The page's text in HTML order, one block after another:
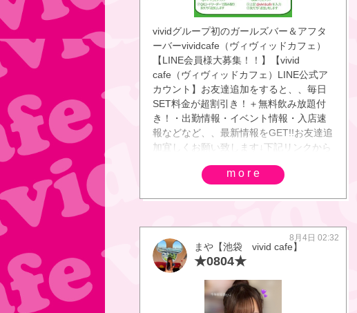
vividグループ初のガールズバー＆アフタ
ーバーvividcafe（ヴィヴィッドカフェ）
【LINE会員様大募集！！】【vivid
cafe（ヴィヴィッドカフェ）LINE公式ア
カウント】お友達追加をすると、、毎日
SET料金が超割引き！＋無料飲み放題付
き！・出勤情報・イベント情報・入店速
報などなど、、最新情報をGET!!お友達追
加宜しくお願い致します↓下記リンクから
more
まや【池袋 vivid cafe】
★0804★
8月4日 02:32